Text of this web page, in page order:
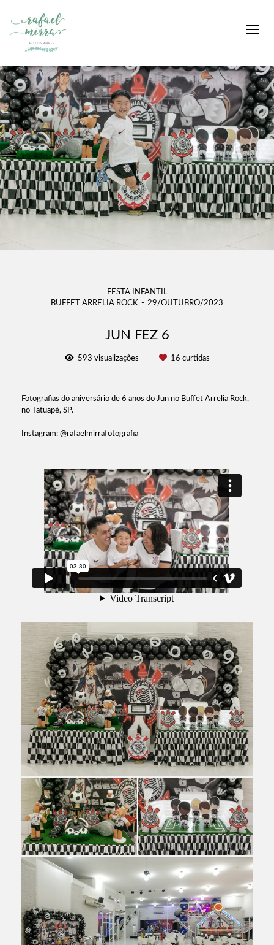
FESTA INFANTIL
BUFFET ARRELIA ROCK
29/OUTUBRO/2023
JUN FEZ 6
593 visualizações 16 curtidas
Fotografias do aniversário de 6 anos do Jun no Buffet Arrelia Rock,
no Tatuapé, SP.
Instagram: @rafaelmirrafotografia